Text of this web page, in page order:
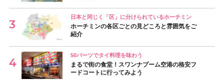
日本と同じく「区」に分けられているホーチミン
ホーチミンの各区ごとの見どころと雰囲気をご
紹介
50バーツでタイ料理を味わう
まるで街の食堂！スワンナプーム空港の格安フ
ードコートに行ってみよう